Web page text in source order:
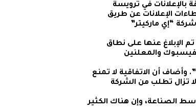
في ترويسة
الإعلانات عن طريق
“إي ماركيتر”
الإبلاغ عنها على نطاق
والمعلنين
وأضاف أن الاتفاقية لا تمنع
تزال تطلب من الشركة
الصناعة، وإن هناك الكثير